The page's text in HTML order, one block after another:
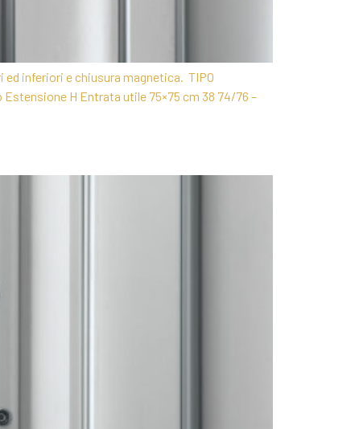
inferiori e chiusura magnetica. TIPO
Estensione H Entrata utile 75×75 cm 38 74/76 –